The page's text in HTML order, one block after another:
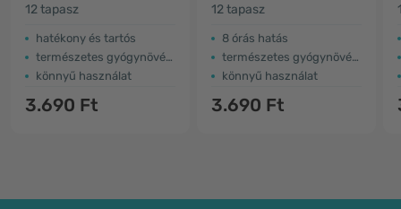
12 tapasz
hatékony és tartós
természetes gyógynövényekből
könnyű használat
3.690 Ft
12 tapasz
8 órás hatás
természetes gyógynövényekből
könnyű használat
3.690 Ft